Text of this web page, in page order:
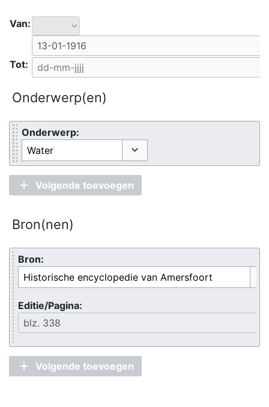
Van:
Tot:
Onderwerp(en)
Onderwerp:
Opties omschakelen
Volgende toevoegen
Bron(nen)
Bron:
Editie/Pagina:
Volgende toevoegen